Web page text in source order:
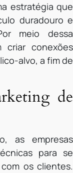
estratégia que
duradouro e
meio dessa
criar conexões
alvo, a fim de
de
as empresas
para se
os clientes.